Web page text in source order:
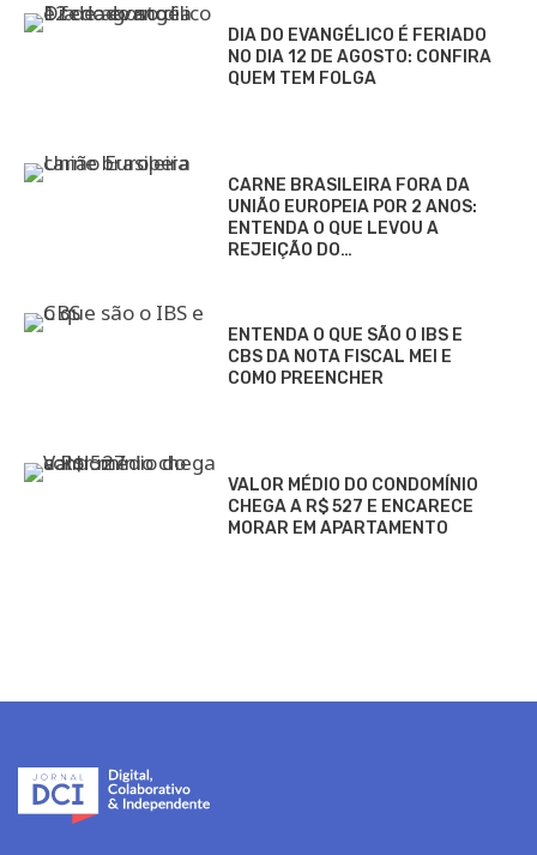
DIA DO EVANGÉLICO É FERIADO
NO DIA 12 DE AGOSTO: CONFIRA
QUEM TEM FOLGA
CARNE BRASILEIRA FORA DA
UNIÃO EUROPEIA POR 2 ANOS:
ENTENDA O QUE LEVOU A
REJEIÇÃO DO…
ENTENDA O QUE SÃO O IBS E
CBS DA NOTA FISCAL MEI E
COMO PREENCHER
VALOR MÉDIO DO CONDOMÍNIO
CHEGA A R$ 527 E ENCARECE
MORAR EM APARTAMENTO